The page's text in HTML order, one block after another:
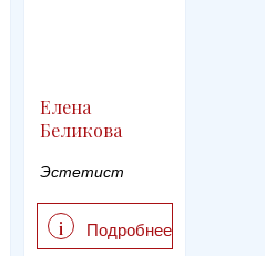
Подробнее
i
Елена
Беликова
Эстетист